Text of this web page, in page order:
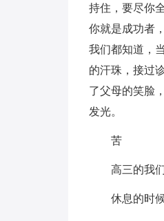
持住，要尽你
你就是成功者
我们都知道，
的汗珠，接过
了父母的笑脸
发光。
苦
高三的我
休息的时